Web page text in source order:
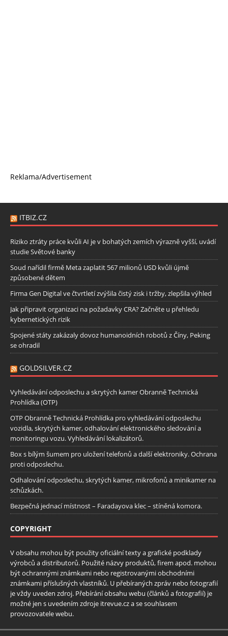
Reklama/Advertisement
ITBIZ.CZ
Riziko ztráty práce kvůli AI je v bohatých zemích výrazně vyšší, uvádí
studie Světové banky
Soud nařídil firmě Meta zaplatit 567 milionů USD kvůli újmě
způsobené dětem
Firma Gen Digital ve čtvrtletí zvýšila čistý zisk i tržby, zlepšila výhled
Jak připravit organizaci na požadavky CRA? Začněte u přehledu
kybernetických rizik
Spojené státy zakázaly dovoz humanoidních robotů z Číny, Peking
se ohradil
GOLDSILVER.CZ
Vyhledávání odposlechu a skrytých kamer Obranně Technická
Prohlídka (OTP)
OTP Obranně Technická Prohlídka pro vyhledávání odposlechu
vozidla, skrytých kamer, odhalování elektronického sledování a
monitoringu vozu. Vyhledávání lokalizátorů.
Box s bílým šumem pro uložení telefonů a další elektroniky. Ochrana
proti odposlechu.
Odhalování odposlechu, skrytých kamer, mikrofonů a minikamer na
schůzkách.
Bezpečná jednací místnost – Faradayova klec – stíněná komora.
COPYRIGHT
V obsahu mohou být použity oficiální texty a grafické podklady
výrobců a distributorů. Použité názvy produktů, firem apod. mohou
být ochrannými známkami nebo registrovanými obchodními
známkami příslušných vlastníků. U přebíraných zpráv nebo fotografií
je vždy uveden zdroj. Přebírání obsahu webu (článků a fotografií) je
možné jen s uvedením zdroje itrevue.cz a se souhlasem
provozovatele webu.